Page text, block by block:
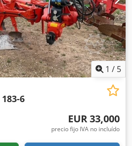
1 / 5
6
EUR 33,000
precio fijo IVA no incluído